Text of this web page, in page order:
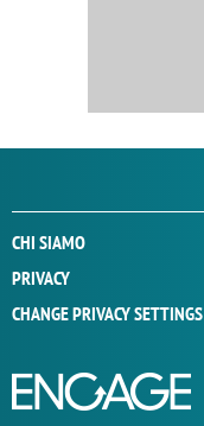
CHI SIAMO
PRIVACY
CHANGE PRIVACY SETTINGS